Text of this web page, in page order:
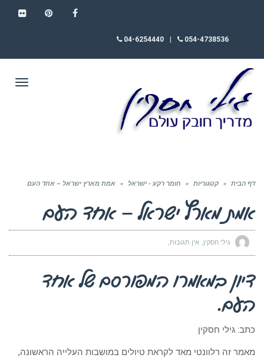
054-4738536
04-6254440
דף הבית » קטגוריות » חומר רקע - ישראל » אמת מארץ ישראל – אחד העם
אמת מארץ ישראל – אחד העם
גילי חסקין אין תגובות
דיון במאמרו המפורסם של אחד
העם.
כתב: גילי חסקין
מאמר זה רלוונטי מאד לקראת טיולים במושבות העלייה הראשונה,